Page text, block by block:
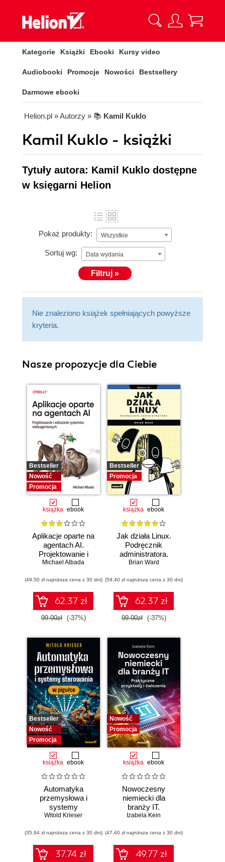
Kategorie Książki Ebooki Kursy video
Audiobooki Promocje Nowości Bestsellery
Darmowe ebooki
Helion.pl » Autorzy » 📚 Kamil Kuklo
Kamil Kuklo - książki
Tytuły autora: Kamil Kuklo dostępne
w księgarni Helion
Pokaż produkty: Wszystkie
Sortuj wg: Data wydania
Filtruj »
Nie znaleziono książek spełniających powyższe
kryteria.
Nasze propozycje dla Ciebie
Bestseller
Nowość
Promocja
książka ebook
Aplikacje oparte na
agentach AI.
Projektowanie i
wdrażanie
wieloagentowych
Michael Albada
(49,50 zł najniższa cena z 30 dni)
62.37 zł
99.00zł (-37%)
Bestseller
Promocja
książka ebook
Jak działa Linux.
Podręcznik
administratora.
Wydanie III
Brian Ward
(59,40 zł najniższa cena z 30 dni)
62.37 zł
99.00zł (-37%)
Bestseller
Nowość
Promocja
książka ebook
Automatyka
przemysłowa i
systemy
sterowania w
Witold Krieser
(35,94 zł najniższa cena z 30 dni)
37.74 zł
Nowość
Promocja
książka ebook
Nowoczesny
niemiecki dla
branży IT.
Praktyczne
ćwiczenia
Izabela Kein
(47,40 zł najniższa cena z 30 dni)
49.77 zł